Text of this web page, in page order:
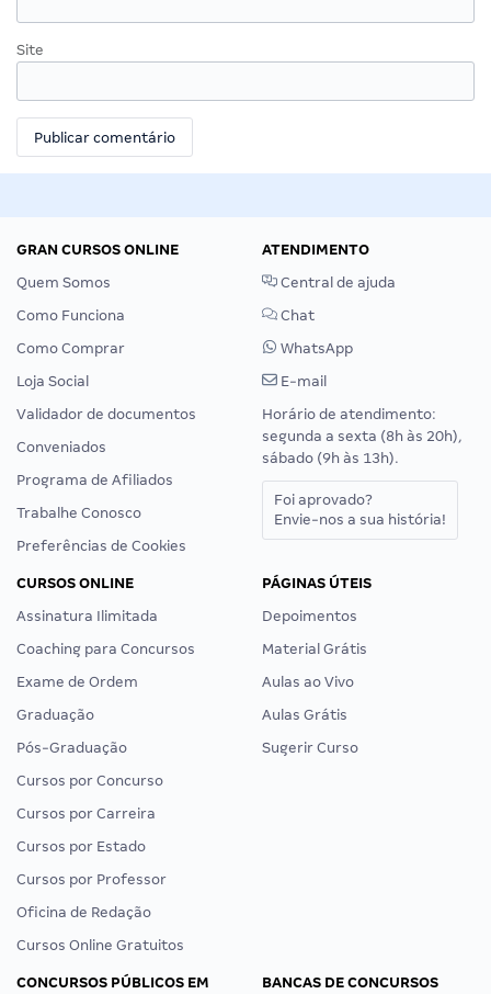
Site
GRAN CURSOS ONLINE
Quem Somos
Como Funciona
Como Comprar
Loja Social
Validador de documentos
Conveniados
Programa de Afiliados
Trabalhe Conosco
Preferências de Cookies
ATENDIMENTO
Central de ajuda
Chat
WhatsApp
E-mail
Horário de atendimento:
segunda a sexta (8h às 20h),
sábado (9h às 13h).
Foi aprovado?
Envie-nos a sua história!
CURSOS ONLINE
Assinatura Ilimitada
Coaching para Concursos
Exame de Ordem
Graduação
Pós-Graduação
Cursos por Concurso
Cursos por Carreira
Cursos por Estado
Cursos por Professor
Oficina de Redação
Cursos Online Gratuitos
PÁGINAS ÚTEIS
Depoimentos
Material Grátis
Aulas ao Vivo
Aulas Grátis
Sugerir Curso
CONCURSOS PÚBLICOS EM
BANCAS DE CONCURSOS